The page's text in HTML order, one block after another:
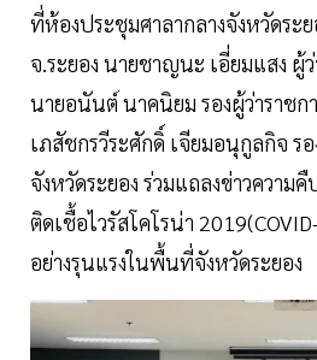
ที่ห้องประชุมศาลากลางจังหวัดระ
จ.ระยอง นายชาญนะ เอี่ยมแสง ผู้ว่
นายอนันต์ นาคนิยม รองผู้ว่าราชก
เภสัชกรวีระศักดิ์ เจียมอนุกูลกิจ
จังหวัดระยอง ร่วมแถลงข่าวความ
ติดเชื้อไวรัสโคโรน่า
อย่างรุนแรงในพื้นที่จังหวัดระยอง